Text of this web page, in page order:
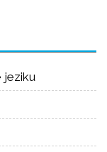
jeziku